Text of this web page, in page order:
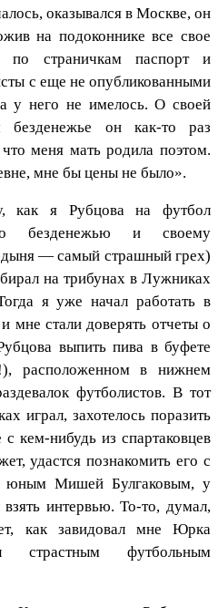
оказывался в Москве, он
на подоконнике все свое
по страничкам паспорт и
с еще не опубликованными
у него не имелось. О своей
безденежье он как-то раз
меня мать родила поэтом.
мне бы цены не было».
как я Рубцова на футбол
безденежью и своему
— самый страшный грех)
на трибунах в Лужниках
я уже начал работать в
мне стали доверять отчеты о
выпить пива в буфете
расположенном в нижнем
футболистов. В тот
играл, захотелось поразить
кем-нибудь из спартаковцев
удастся познакомить его с
юным Мишей Булгаковым, у
интервью. То-то, думал,
как завидовал мне Юрка
футбольным